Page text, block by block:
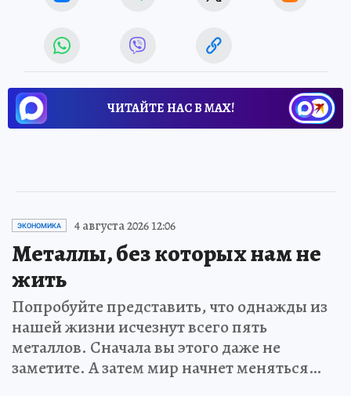
ЧИТАЙТЕ НАС В МАХ!
ЭКОНОМИКА 4 августа 2026 12:06
Металлы, без которых нам не
жить
Попробуйте представить, что однажды из
нашей жизни исчезнут всего пять
металлов. Сначала вы этого даже не
заметите. А затем мир начнет меняться…